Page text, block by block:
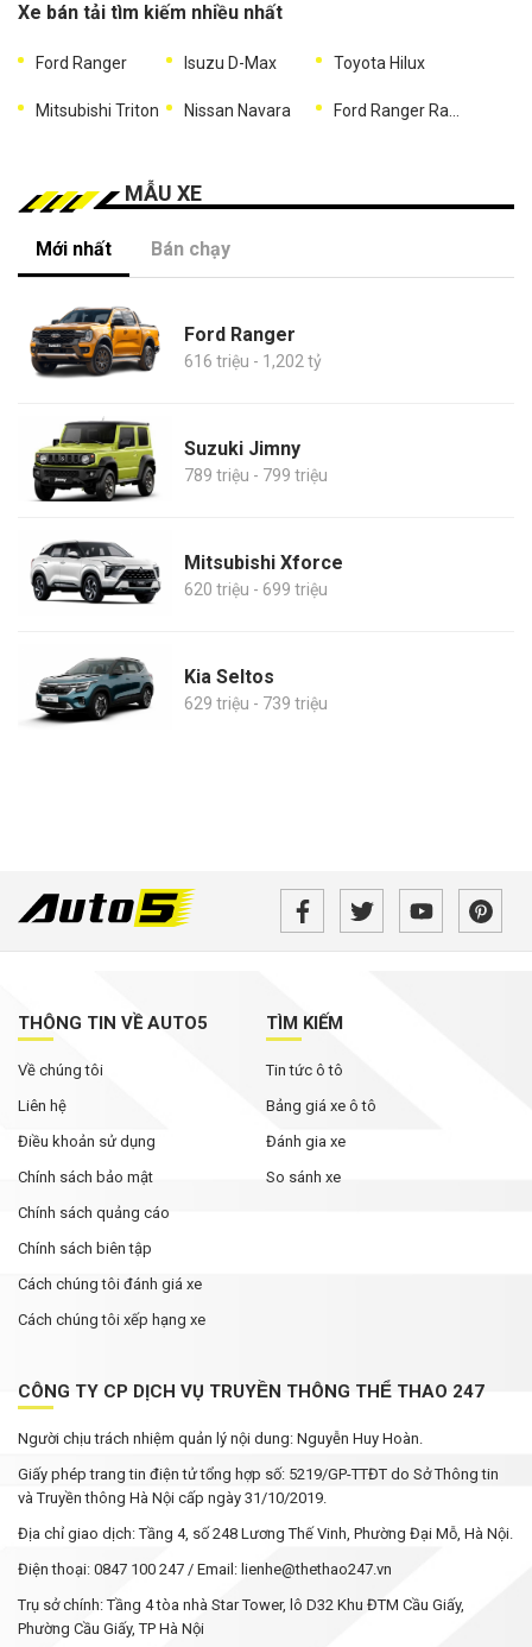
Xe bán tải tìm kiếm nhiều nhất
Ford Ranger Isuzu D-Max Toyota Hilux
Mitsubishi Triton Nissan Navara Ford Ranger Raptor
MẪU XE
Mới nhất Bán chạy
Ford Ranger
616 triệu - 1,202 tỷ
Suzuki Jimny
789 triệu - 799 triệu
Mitsubishi Xforce
620 triệu - 699 triệu
Kia Seltos
629 triệu - 739 triệu
THÔNG TIN VỀ AUTO5
Về chúng tôi
Liên hệ
Điều khoản sử dụng
Chính sách bảo mật
Chính sách quảng cáo
Chính sách biên tập
Cách chúng tôi đánh giá xe
Cách chúng tôi xếp hạng xe
TÌM KIẾM
Tin tức ô tô
Bảng giá xe ô tô
Đánh gia xe
So sánh xe
CÔNG TY CP DỊCH VỤ TRUYỀN THÔNG THỂ THAO 247
Người chịu trách nhiệm quản lý nội dung: Nguyễn Huy Hoàn.
Giấy phép trang tin điện tử tổng hợp số: 5219/GP-TTĐT do Sở Thông tin
và Truyền thông Hà Nội cấp ngày 31/10/2019.
Địa chỉ giao dịch: Tầng 4, số 248 Lương Thế Vinh, Phường Đại Mỗ, Hà Nội.
Điện thoại: 0847 100 247 / Email: lienhe@thethao247.vn
Trụ sở chính: Tầng 4 tòa nhà Star Tower, lô D32 Khu ĐTM Cầu Giấy,
Phường Cầu Giấy, TP Hà Nội